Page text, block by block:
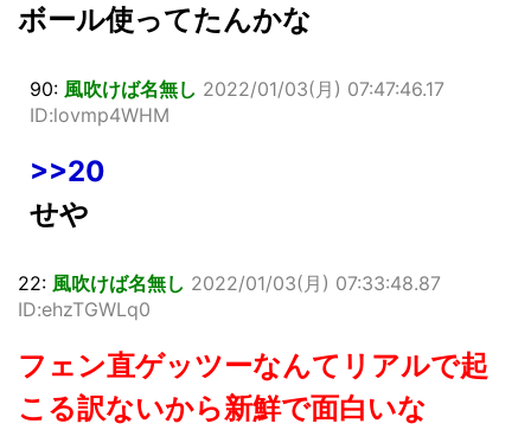
ボール使ってたんかな
90: 風吹けば名無し 2022/01/03(月) 07:47:46.17
ID:lovmp4WHM
>>20
せや
22: 風吹けば名無し 2022/01/03(月) 07:33:48.87
ID:ehzTGWLq0
フェン直ゲッツーなんてリアルで起
こる訳ないから新鮮で面白いな